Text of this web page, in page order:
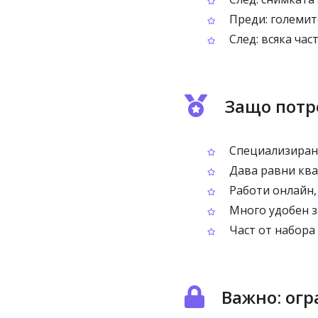
Преди:
След: всяка
Защо
Дава равни
Работи
Много удобен
Част от
Важно: